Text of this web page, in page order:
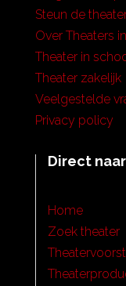
Steun de
Over Theaters
Theater in
Theater zakelijk
Veelgestelde
Privacy policy
Direct naar
Home
Zoek theater